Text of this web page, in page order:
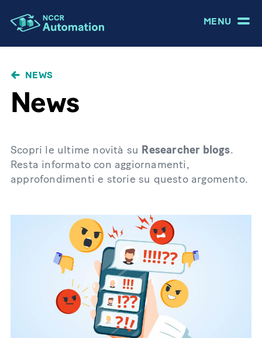
MENU
NEWS
News
Scopri le ultime novità su Researcher blogs.
Resta informato con aggiornamenti,
approfondimenti e storie su questo argomento.